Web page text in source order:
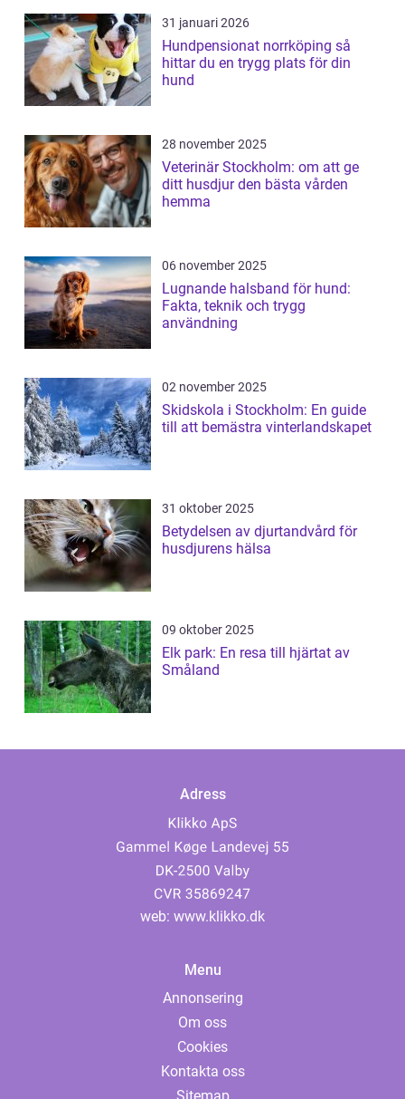
31 januari 2026
Hundpensionat norrköping så
hittar du en trygg plats för din
hund
28 november 2025
Veterinär Stockholm: om att ge
ditt husdjur den bästa vården
hemma
06 november 2025
Lugnande halsband för hund:
Fakta, teknik och trygg
användning
02 november 2025
Skidskola i Stockholm: En guide
till att bemästra vinterlandskapet
31 oktober 2025
Betydelsen av djurtandvård för
husdjurens hälsa
09 oktober 2025
Elk park: En resa till hjärtat av
Småland
Adress
web: www.klikko.dk
Menu
Annonsering
Om oss
Cookies
Kontakta oss